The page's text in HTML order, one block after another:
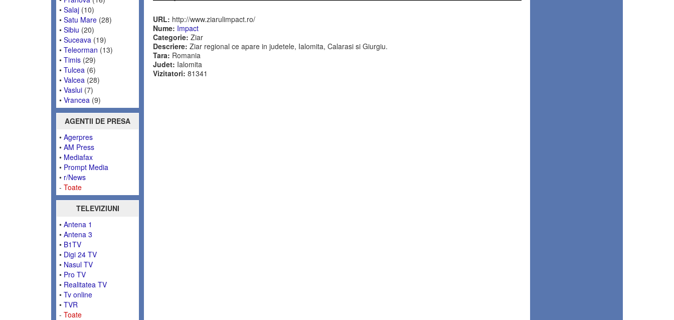
• Salaj (10)
• Satu Mare (28)
• Sibiu (20)
• Suceava (19)
• Teleorman (13)
• Timis (29)
• Tulcea (6)
• Valcea (28)
• Vaslui (7)
• Vrancea (9)
AGENTII DE PRESA
• Agerpres
• AM Press
• Mediafax
• Prompt Media
• r/News
- Toate
TELEVIZIUNI
• Antena 1
• Antena 3
• B1TV
• Digi 24 TV
• Nasul TV
• Pro TV
• Realitatea TV
• Tv online
• TVR
- Toate
URL: http://www.ziarulimpact.ro/
Nume: Impact
Categorie: Ziar
Descriere: Ziar regional ce apare in judetele, Ialomita, Calarasi si Giurgiu.
Tara: Romania
Judet: Ialomita
Vizitatori: 81341